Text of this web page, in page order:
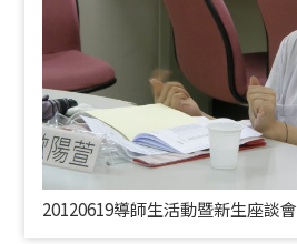
20120619導師生活動暨新生座談會